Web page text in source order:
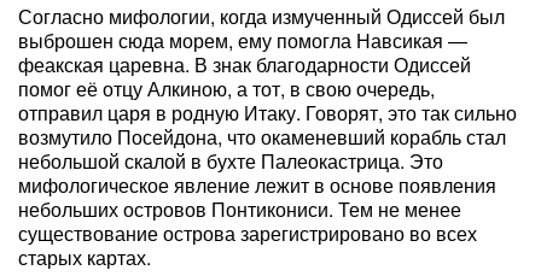
Согласно мифологии, когда измученный Одиссей был
выброшен сюда морем, ему помогла Навсикая —
феакская царевна. В знак благодарности Одиссей
помог её отцу Алкиною, а тот, в свою очередь,
отправил царя в родную Итаку. Говорят, это так сильно
возмутило Посейдона, что окаменевший корабль стал
небольшой скалой в бухте Палеокастрица. Это
мифологическое явление лежит в основе появления
небольших островов Понтикониси. Тем не менее
существование острова зарегистрировано во всех
старых картах.